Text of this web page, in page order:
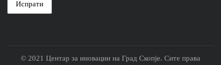
© 2021 Центар за иновации на Град Скопје. Сите права